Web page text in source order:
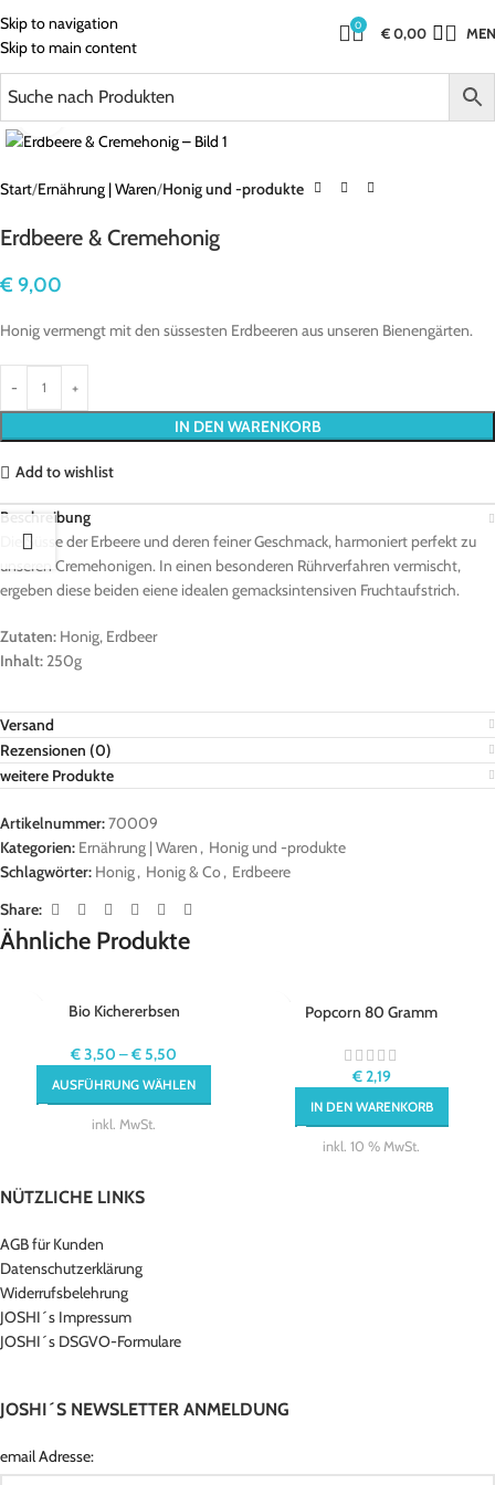
Skip to navigation
Skip to main content
0 €0,00
Start Ernährung | Waren Honig und -produkte
Erdbeere & Cremehonig
€ 9,00
Honig vermengt mit den süssesten Erdbeeren aus unseren Bienengärten.
IN DEN WARENKORB
Add to wishlist
Beschreibung
Die Süsse der Erbeere und deren feiner Geschmack, harmoniert perfekt zu
unseren Cremehonigen. In einen besonderen Rührverfahren vermischt,
ergeben diese beiden eiene idealen gemacksintensiven Fruchtaufstrich.
Zutaten: Honig, Erdbeer
Inhalt: 250g
Versand
Rezensionen (0)
weitere Produkte
Artikelnummer:70009
Kategorien: Ernährung | Waren , Honig und -produkte
Schlagwörter: Honig, Honig & Co, Erdbeere
Share:
Ähnliche Produkte
Bio Kichererbsen
€3,50 –€ 5,50
AUSFÜHRUNG WÄHLEN
inkl. MwSt.
Popcorn 80 Gramm
€2,19
IN DEN WARENKORB
inkl. 10 % MwSt.
NÜTZLICHE LINKS
AGB für Kunden
Datenschutzerklärung
Widerrufsbelehrung
JOSHI´s Impressum
JOSHI´s DSGVO-Formulare
JOSHI´S NEWSLETTER ANMELDUNG
email Adresse: